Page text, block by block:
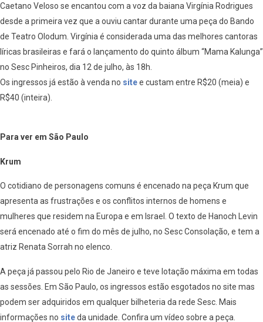
Caetano Veloso se encantou com a voz da baiana Virgínia Rodrigues
desde a primeira vez que a ouviu cantar durante uma peça do Bando
de Teatro Olodum. Virgínia é considerada uma das melhores cantoras
líricas brasileiras e fará o lançamento do quinto álbum “Mama Kalunga”
no Sesc Pinheiros, dia 12 de julho, às 18h.
Os ingressos já estão à venda no sitee custam entre R$20 (meia) e
R$40 (inteira).
Para ver em São Paulo
Krum
O cotidiano de personagens comuns é encenado na peça Krum que
apresenta as frustrações e os conflitos internos de homens e
mulheres que residem na Europa e em Israel. O texto de Hanoch Levin
será encenado até o fim do mês de julho, no Sesc Consolação, e tem a
atriz Renata Sorrah no elenco.
A peça já passou pelo Rio de Janeiro e teve lotação máxima em todas
as sessões. Em São Paulo, os ingressos estão esgotados no site mas
podem ser adquiridos em qualquer bilheteria da rede Sesc. Mais
informações no siteda unidade. Confira um vídeo sobre a peça.